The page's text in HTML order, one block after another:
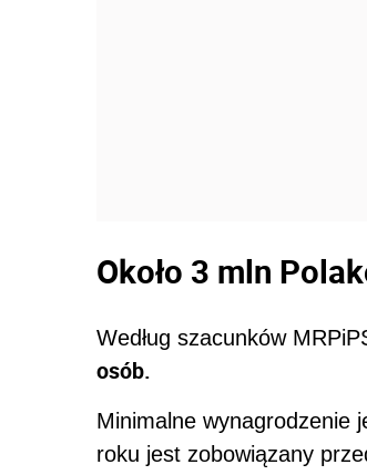
Około 3 mln
Według szacunków
osób.
Minimalne wynagrodzenie
roku jest zobowiązany